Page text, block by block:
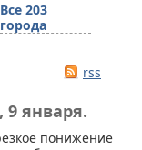
Все 203
города
rss
января.
понижение